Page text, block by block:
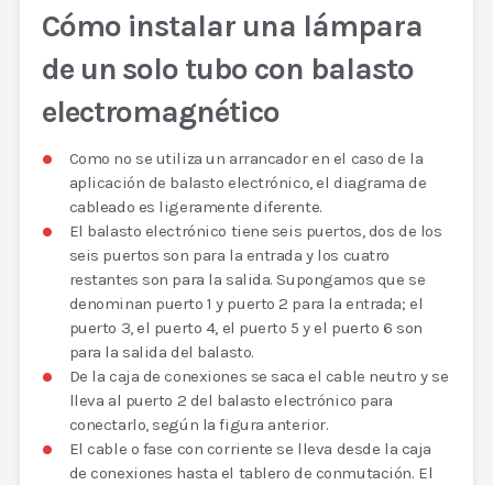
Cómo instalar una lámpara
de un solo tubo con balasto
electromagnético
Como no se utiliza un arrancador en el caso de la
aplicación de balasto electrónico, el diagrama de
cableado es ligeramente diferente.
El balasto electrónico tiene seis puertos, dos de los
seis puertos son para la entrada y los cuatro
restantes son para la salida. Supongamos que se
denominan puerto 1 y puerto 2 para la entrada; el
puerto 3, el puerto 4, el puerto 5 y el puerto 6 son
para la salida del balasto.
De la caja de conexiones se saca el cable neutro y se
lleva al puerto 2 del balasto electrónico para
conectarlo, según la figura anterior.
El cable o fase con corriente se lleva desde la caja
de conexiones hasta el tablero de conmutación. El